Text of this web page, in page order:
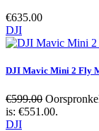
€635.00
DJI
DJI Mavic Mini 2 Fly
€599.00
is: €551.00.
DJI